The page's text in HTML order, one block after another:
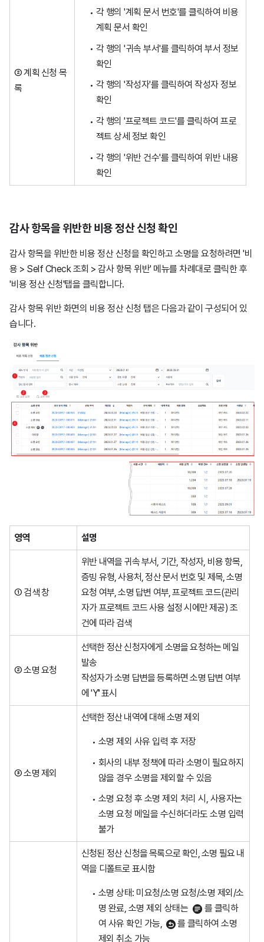
② 계획 신청 목
록
각 행의 '계획 문서 번호'를 클릭하여 비용
계획 문서 확인
각 행의 '귀속 부서'를 클릭하여 부서 정보
확인
각 행의 '작성자'를 클릭하여 작성자 정보
확인
각 행의 '프로젝트 코드'를 클릭하여 프로
젝트 상세 정보 확인
각 행의 '위반 건수'를 클릭하여 위반 내용
확인
감사 항목을 위반한 비용 정산 신청 확인
감사 항목을 위반한 비용 정산 신청을 확인하고 소명을 요청하려면 '비
용 > Self Check 조회 > 감사 항목 위반' 메뉴를 차례대로 클릭한 후
'비용 정산 신청'탭을 클릭합니다.
감사 항목 위반 화면의 비용 정산 신청 탭은 다음과 같이 구성되어 있
습니다.
영역 설명
① 검색 창
위반 내역을 귀속 부서, 기간, 작성자, 비용 항목,
증빙 유형, 사용처, 정산 문서 번호 및 제목, 소명
요청 여부, 소명 답변 여부, 프로젝트 코드(관리
자가 프로젝트 코드 사용 설정 시에만 제공) 조
건에 따라 검색
② 소명 요청
선택한 정산 신청자에게 소명을 요청하는 메일
발송
작성자가 소명 답변을 등록하면 소명 답변 여부
에 'Y'표시
③ 소명 제외
선택한 정산 내역에 대해 소명 제외
소명 제외 사유 입력 후 저장
회사의 내부 정책에 따라 소명이 필요하지
않을 경우 소명을 제외할 수 있음
소명 요청 후 소명 제외 처리 시, 사용자는
소명 요청 메일을 수신하더라도 소명 입력
불가
신청된 정산 신청을 목록으로 확인, 소명 필요 내
역을 디폴트로 표시함
소명 상태: 미요청/소명 요청/소명 제외/소
명 완료, 소명 제외 상태는
를 클릭하
여 사유 확인 가능,
를 클릭하여 소명
제외 취소 가능